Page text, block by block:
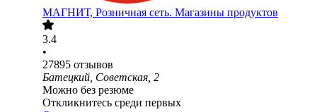
МАГНИТ, Розничная сеть. Магазины продуктов
3.4
•
27895 отзывов
Батецкий, Советская, 2
Можно без резюме
Откликнитесь среди первых